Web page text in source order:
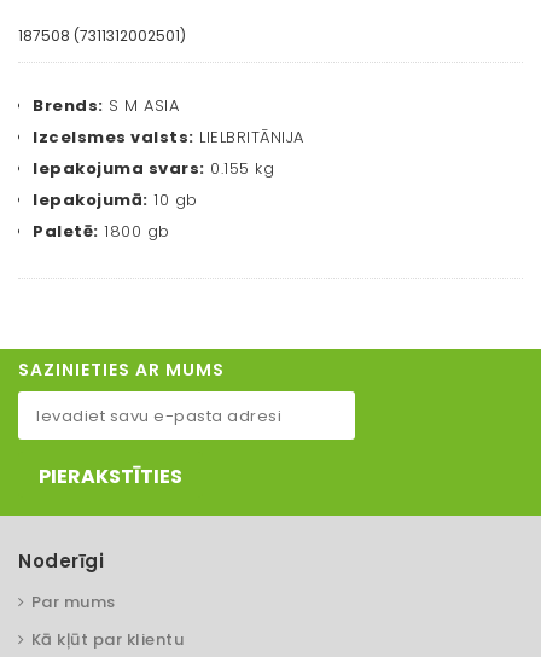
187508 (7311312002501)
Brends: S M ASIA
Izcelsmes valsts: LIELBRITĀNIJA
Iepakojuma svars: 0.155 kg
Iepakojumā: 10 gb
Paletē: 1800 gb
SAZINIETIES AR MUMS
PIERAKSTĪTIES
Noderīgi
Par mums
Kā kļūt par klientu